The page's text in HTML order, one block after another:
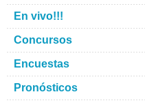
En vivo!!!
Concursos
Encuestas
Pronósticos